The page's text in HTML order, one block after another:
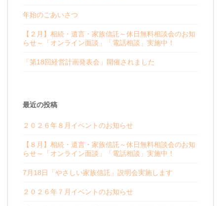
年始のごあいさつ
【２月】相続・遺言・家族信託～休日無料相談会のお知
らせ～「オンライン面談」「電話相談」実施中！
「第18回経営計画発表会」開催されました
最近の投稿
２０２６年８月イベントのお知らせ
【８月】相続・遺言・家族信託～休日無料相談会のお知
らせ～「オンライン面談」「電話相談」実施中！
7月18日「やさしい家族信託」説明会実施します
２０２６年７月イベントのお知らせ